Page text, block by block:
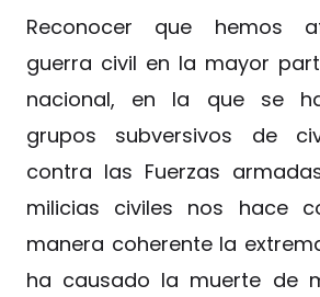
Reconocer que hemos
guerra civil en la mayor
nacional, en la que se
grupos subversivos de
contra las Fuerzas
milicias civiles nos hace
manera coherente la
ha causado la muerte de